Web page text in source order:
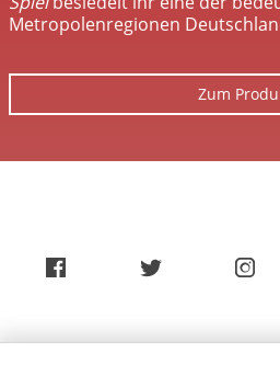
Metropolenregionen
Zum